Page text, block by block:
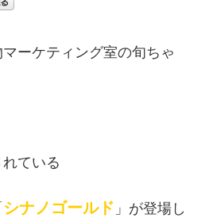
ーケティング室の旬ちゃ
ている
シナノゴールド 」が登場し